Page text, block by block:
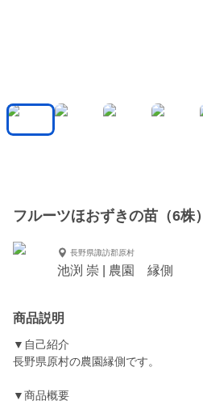
フルーツほおずきの苗（6株）
長野県諏訪郡原村
池渕 崇 | 農園 縁側
商品説明
▼自己紹介
長野県原村の農園縁側です。
▼商品概要